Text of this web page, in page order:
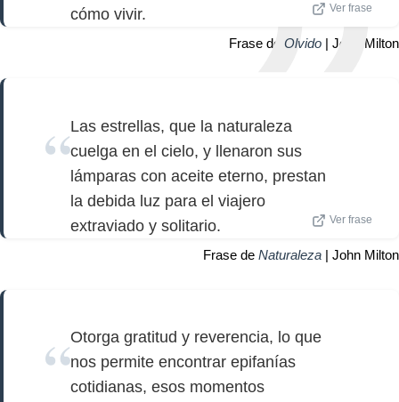
cómo vivir.
Ver frase
Frase de Olvido | John Milton
Las estrellas, que la naturaleza
cuelga en el cielo, y llenaron sus
lámparas con aceite eterno, prestan
la debida luz para el viajero
extraviado y solitario.
Ver frase
Frase de Naturaleza | John Milton
Otorga gratitud y reverencia, lo que
nos permite encontrar epifanías
cotidianas, esos momentos